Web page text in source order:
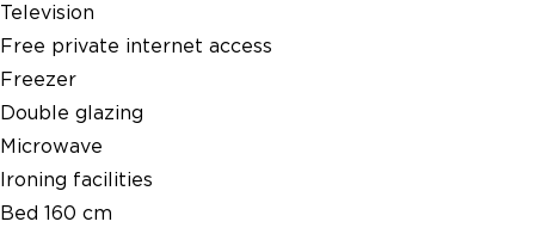
Television
Free private internet access
Freezer
Double glazing
Microwave
Ironing facilities
Bed 160 cm